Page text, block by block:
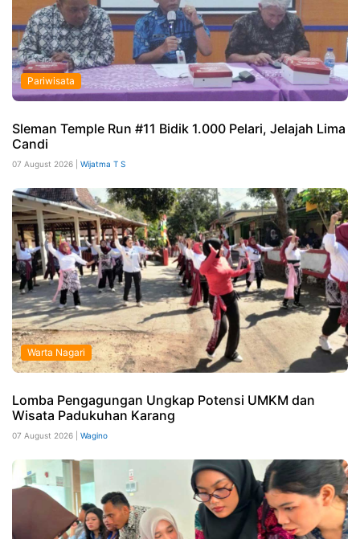
Pariwisata
Sleman Temple Run #11 Bidik 1.000 Pelari, Jelajah Lima
Candi
07 August 2026 | Wijatma T S
Warta Nagari
Lomba Pengagungan Ungkap Potensi UMKM dan
Wisata Padukuhan Karang
07 August 2026 | Wagino